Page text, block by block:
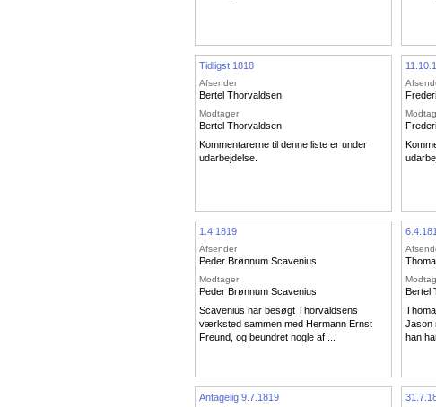
Tidligst 1818
Afsender
Bertel Thorvaldsen
Modtager
Bertel Thorvaldsen
Kommentarerne til denne liste er under
udarbejdelse.
1.4.1819
Afsender
Peder Brønnum Scavenius
Modtager
Peder Brønnum Scavenius
Scavenius har besøgt Thorvaldsens
værksted sammen med Hermann Ernst
Freund, og beundret nogle af ...
Bertel
Jason
han
Antagelig 9.7.1819